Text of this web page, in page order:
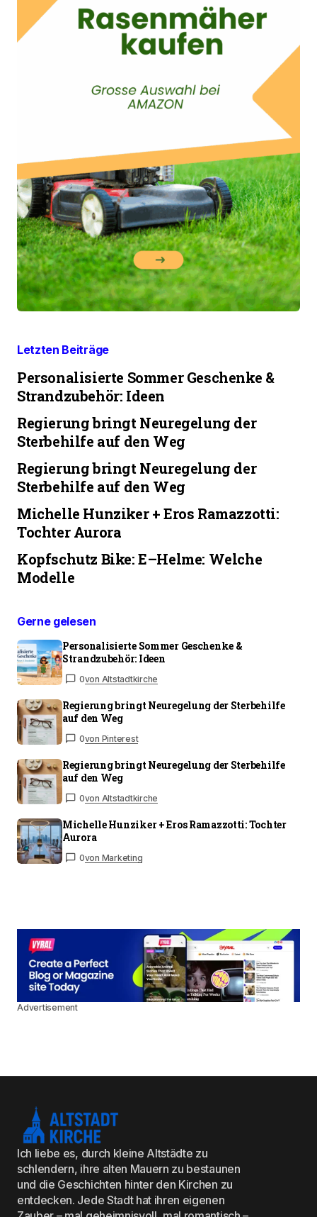
Letzten Beiträge
Personalisierte Sommer Geschenke &
Strandzubehör: Ideen
Regierung bringt Neuregelung der
Sterbehilfe auf den Weg
Regierung bringt Neuregelung der
Sterbehilfe auf den Weg
Michelle Hunziker + Eros Ramazzotti:
Tochter Aurora
Kopfschutz Bike: E–Helme: Welche
Modelle
Gerne gelesen
Personalisierte Sommer Geschenke &
Strandzubehör: Ideen
0von Altstadtkirche
Regierung bringt Neuregelung der Sterbehilfe
auf den Weg
0von Pinterest
Regierung bringt Neuregelung der Sterbehilfe
auf den Weg
0von Altstadtkirche
Michelle Hunziker + Eros Ramazzotti: Tochter
Aurora
0von Marketing
Advertisement
Ich liebe es, durch kleine Altstädte zu
schlendern, ihre alten Mauern zu bestaunen
und die Geschichten hinter den Kirchen zu
entdecken. Jede Stadt hat ihren eigenen